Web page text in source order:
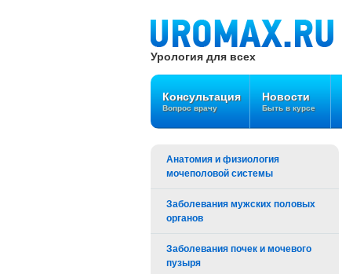
Урология для всех
Консультация
Вопрос врачу
Новости
Быть в курсе
Анатомия и физиология
мочеполовой системы
Заболевания мужских половых
органов
Заболевания почек и мочевого
пузыря